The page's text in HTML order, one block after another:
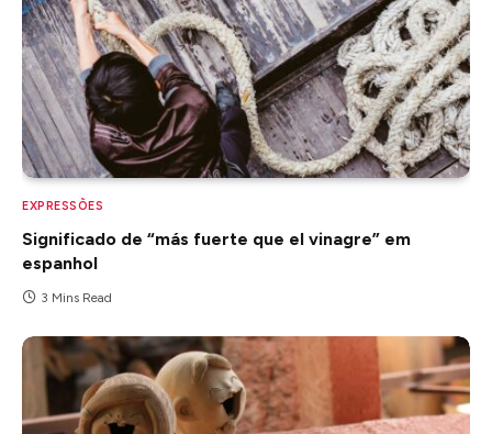
EXPRESSÕES
Significado de “más fuerte que el vinagre” em
espanhol
3 Mins Read